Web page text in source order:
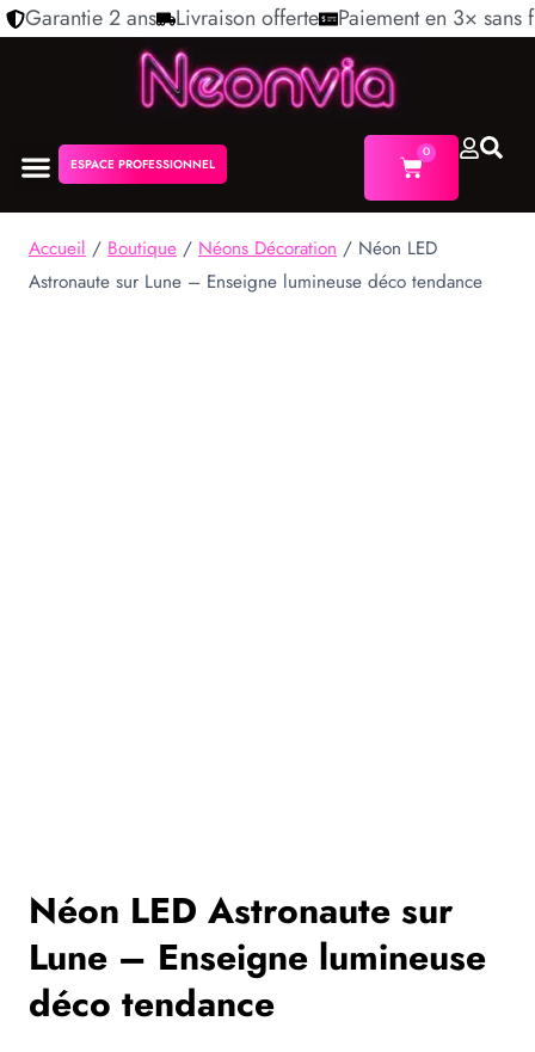
Garantie 2 ans Livraison offerte Paiement en 3× sans
ESPACE PROFESSIONNEL
0
Accueil / Boutique / Néons Décoration / Néon LED
Astronaute sur Lune – Enseigne lumineuse déco tendance
Néon LED Astronaute sur
Lune – Enseigne lumineuse
déco tendance